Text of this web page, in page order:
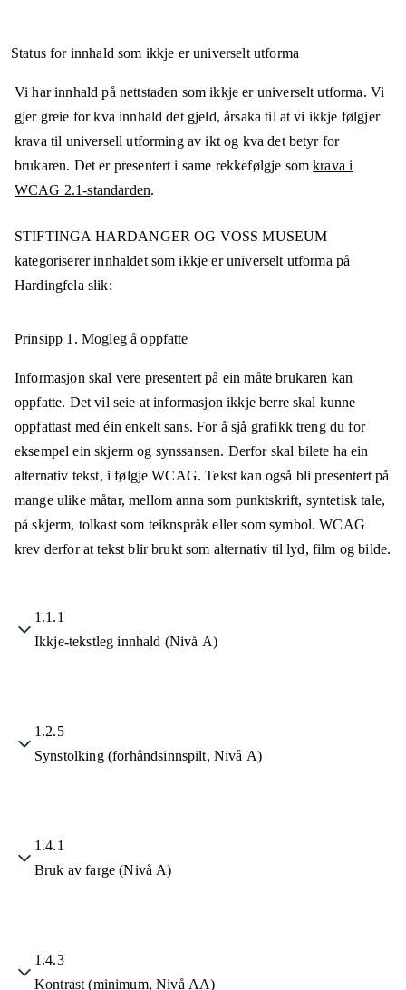
Status for innhald som ikkje er universelt utforma
Vi har innhald på nettstaden som ikkje er universelt utforma. Vi
gjer greie for kva innhald det gjeld, årsaka til at vi ikkje følgjer
krava til universell utforming av ikt og kva det betyr for
brukaren. Det er presentert i same rekkefølgje somkrava i
WCAG 2.1-standarden.
STIFTINGA HARDANGER OG VOSS MUSEUM
kategoriserer innhaldet som ikkje er universelt utforma på
Hardingfelaslik:
Prinsipp 1. Mogleg å oppfatte
Informasjon skal vere presentert på ein måte brukaren kan
oppfatte. Det vil seie at informasjon ikkje berre skal kunne
oppfattast med éin enkelt sans. For å sjå grafikk treng du for
eksempel ein skjerm og synssansen. Derfor skal bilete ha ein
alternativ tekst, i følgje WCAG. Tekst kan også bli presentert på
mange ulike måtar, mellom anna som punktskrift, syntetisk tale,
på skjerm, tolkast som teiknspråk eller som symbol. WCAG
krev derfor at tekst blir brukt som alternativ til lyd, film og bilde.
1.1.1
Ikkje-tekstleg innhald (Nivå A)
1.2.5
Synstolking (forhåndsinnspilt, Nivå A)
1.4.1
Bruk av farge (Nivå A)
1.4.3
Kontrast (minimum, Nivå AA)